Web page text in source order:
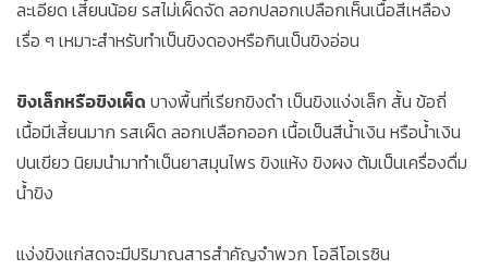
ละเอียด เสี้ยนน้อย รสไม่เผ็ดจัด ลอกปลอกเปลือกเห็นเนื้อสีเหลือง
เรื่อ ๆ เหมาะสำหรับทำเป็นขิงดองหรือกินเป็นขิงอ่อน
ขิงเล็กหรือขิงเผ็ด บางพื้นที่เรียกขิงดำ เป็นขิงแง่งเล็ก สั้น ข้อถี่
เนื้อมีเสี้ยนมาก รสเผ็ด ลอกเปลือกออก เนื้อเป็นสีน้ำเงิน หรือน้ำเงิน
ปนเขียว นิยมนำมาทำเป็นยาสมุนไพร ขิงแห้ง ขิงผง ต้มเป็นเครื่องดื่ม
น้ำขิง
แง่งขิงแก่สดจะมีปริมาณสารสำคัญจำพวก โอลีโอเรซิน